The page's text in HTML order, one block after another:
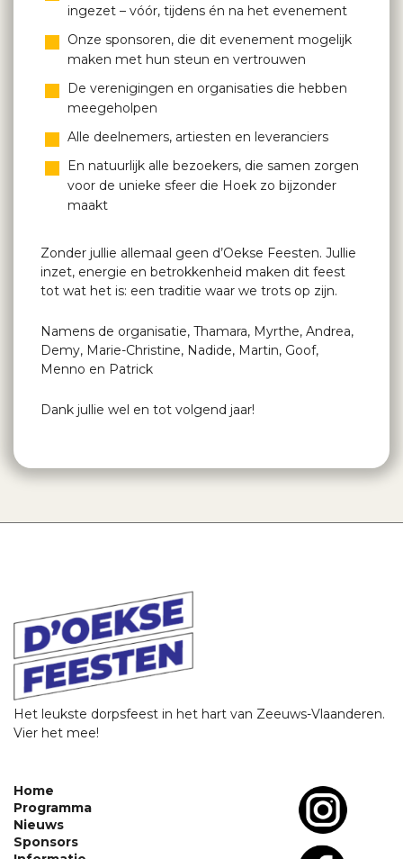
ingezet – vóór, tijdens én na het evenement
Onze sponsoren, die dit evenement mogelijk
maken met hun steun en vertrouwen
De verenigingen en organisaties die hebben
meegeholpen
Alle deelnemers, artiesten en leveranciers
En natuurlijk alle bezoekers, die samen zorgen
voor de unieke sfeer die Hoek zo bijzonder
maakt
Zonder jullie allemaal geen d’Oekse Feesten. Jullie
inzet, energie en betrokkenheid maken dit feest
tot wat het is: een traditie waar we trots op zijn.
Namens de organisatie, Thamara, Myrthe, Andrea,
Demy, Marie-Christine, Nadide, Martin, Goof,
Menno en Patrick
Dank jullie wel en tot volgend jaar!
Het leukste dorpsfeest in het hart van Zeeuws-Vlaanderen.
Vier het mee!
Home
Programma
Nieuws
Sponsors